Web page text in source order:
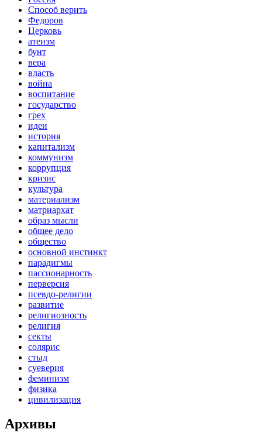
Способ верить
Федоров
Церковь
атеизм
бунт
вера
власть
война
воспитание
государство
грех
идеи
история
капитализм
коммунизм
коррупция
кризис
культура
материализм
матриархат
образ мысли
общее дело
общество
основной инстинкт
парадигмы
пассионарность
перверсия
псевдо-религии
развитие
религиозность
религия
секты
солярис
стыд
суеверия
феминизм
физика
цивилизация
Архивы